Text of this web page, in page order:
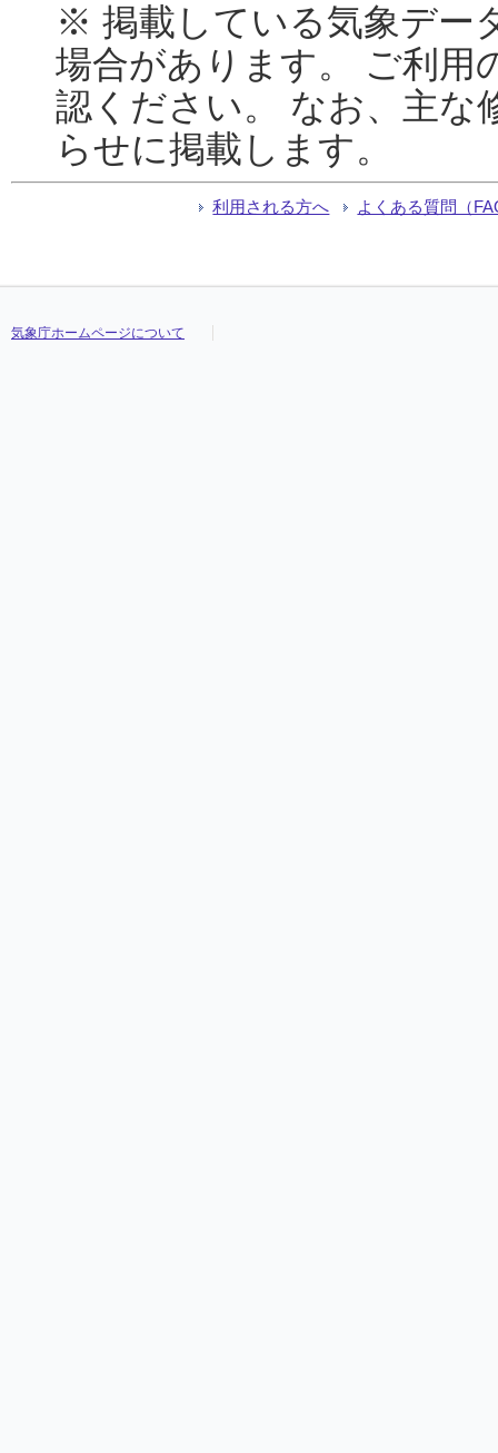
※ 掲載している気象デー
場合があります。 ご利用
認ください。 なお、主な
らせに掲載します。
利用される方へ よくある質問（
気象庁ホームページについて